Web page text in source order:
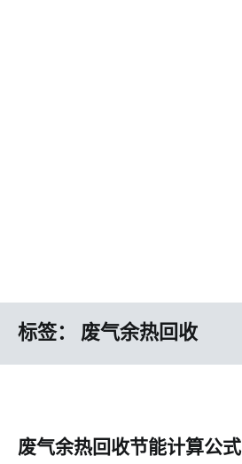
标签： 废气余热回收
废气余热回收节能计算公式